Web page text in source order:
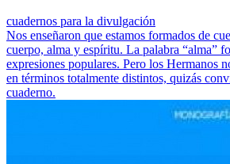
cuadernos para la divulgación
Nos enseñaron que estamos formados de
cuerpo, alma y espíritu. La palabra “alma”
expresiones populares. Pero los Hermanos
en términos totalmente distintos, quizás
cuaderno.